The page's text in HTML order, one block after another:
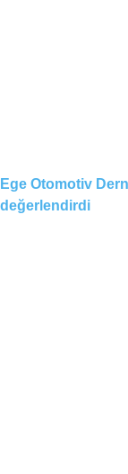
Ege Otomotiv
değerlendirdi